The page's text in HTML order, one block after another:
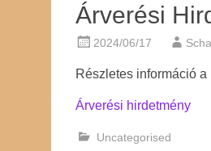
Árverési
2024/06/17
Részletes információ
Árverési hirdetmény
Uncategorised